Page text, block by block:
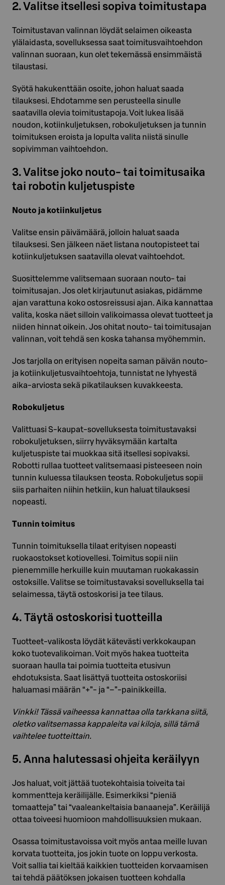
2. Valitse itsellesi sopiva toimitustapa
Toimitustavan valinnan löydät selaimen oikeasta
ylälaidasta, sovelluksessa saat toimitusvaihtoehdon
valinnan suoraan, kun olet tekemässä ensimmäistä
tilaustasi.
Syötä hakukenttään osoite, johon haluat saada
tilauksesi. Ehdotamme sen perusteella sinulle
saatavilla olevia toimitustapoja. Voit lukea lisää
noudon, kotiinkuljetuksen, robokuljetuksen ja tunnin
toimituksen eroista ja lopulta valita niistä sinulle
sopivimman vaihtoehdon.
3. Valitse joko nouto- tai toimitusaika
tai robotin kuljetuspiste
Nouto ja kotiinkuljetus
Valitse ensin päivämäärä, jolloin haluat saada
tilauksesi. Sen jälkeen näet listana noutopisteet tai
kotiinkuljetuksen saatavilla olevat vaihtoehdot.
Suosittelemme valitsemaan suoraan nouto- tai
toimitusajan. Jos olet kirjautunut asiakas, pidämme
ajan varattuna koko ostosreissusi ajan. Aika kannattaa
valita, koska näet silloin valikoimassa olevat tuotteet ja
niiden hinnat oikein. Jos ohitat nouto- tai toimitusajan
valinnan, voit tehdä sen koska tahansa myöhemmin.
Jos tarjolla on erityisen nopeita saman päivän nouto-
ja kotiinkuljetusvaihtoehtoja, tunnistat ne lyhyestä
aika-arviosta sekä pikatilauksen kuvakkeesta.
Robokuljetus
Valittuasi S-kaupat-sovelluksesta toimitustavaksi
robokuljetuksen, siirry hyväksymään kartalta
kuljetuspiste tai muokkaa sitä itsellesi sopivaksi.
Robotti rullaa tuotteet valitsemaasi pisteeseen noin
tunnin kuluessa tilauksen teosta. Robokuljetus sopii
siis parhaiten niihin hetkiin, kun haluat tilauksesi
nopeasti.
Tunnin toimitus
Tunnin toimituksella tilaat erityisen nopeasti
ruokaostokset kotiovellesi. Toimitus sopii niin
pienemmille herkuille kuin muutaman ruokakassin
ostoksille. Valitse se toimitustavaksi sovelluksella tai
selaimessa, täytä ostoskorisi ja tee tilaus.
4. Täytä ostoskorisi tuotteilla
Tuotteet-valikosta löydät kätevästi verkkokaupan
koko tuotevalikoiman. Voit myös hakea tuotteita
suoraan haulla tai poimia tuotteita etusivun
ehdotuksista. Saat lisättyä tuotteita ostoskoriisi
haluamasi määrän “+”- ja “–”-painikkeilla.
Vinkki! Tässä vaiheessa kannattaa olla tarkkana siitä,
oletko valitsemassa kappaleita vai kiloja, sillä tämä
vaihtelee tuotteittain.
5. Anna halutessasi ohjeita keräilyyn
Jos haluat, voit jättää tuotekohtaisia toiveita tai
kommentteja keräilijälle. Esimerkiksi “pieniä
tomaatteja” tai “vaaleankeltaisia banaaneja”. Keräilijä
ottaa toiveesi huomioon mahdollisuuksien mukaan.
Osassa toimitustavoissa voit myös antaa meille luvan
korvata tuotteita, jos jokin tuote on loppu verkosta.
Voit sallia tai kieltää kaikkien tuotteiden korvaamisen
tai tehdä päätöksen jokaisen tuotteen kohdalla